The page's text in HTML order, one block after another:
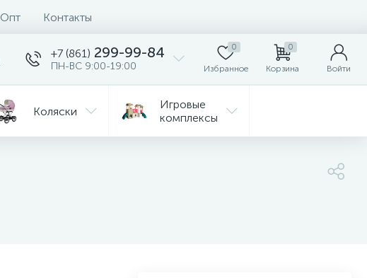
Опт Контакты
+7 (861) 299-99-84
ПН-ВС 9:00-19:00
0
Избранное
0
Корзина Войти
Коляски
Игровые
комплексы